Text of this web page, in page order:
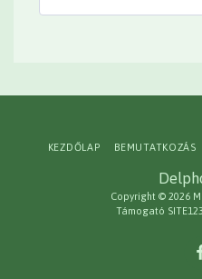
Copyright © 2026
Támogató SITE123
KEZDŐLAP BEMUTATKOZÁS